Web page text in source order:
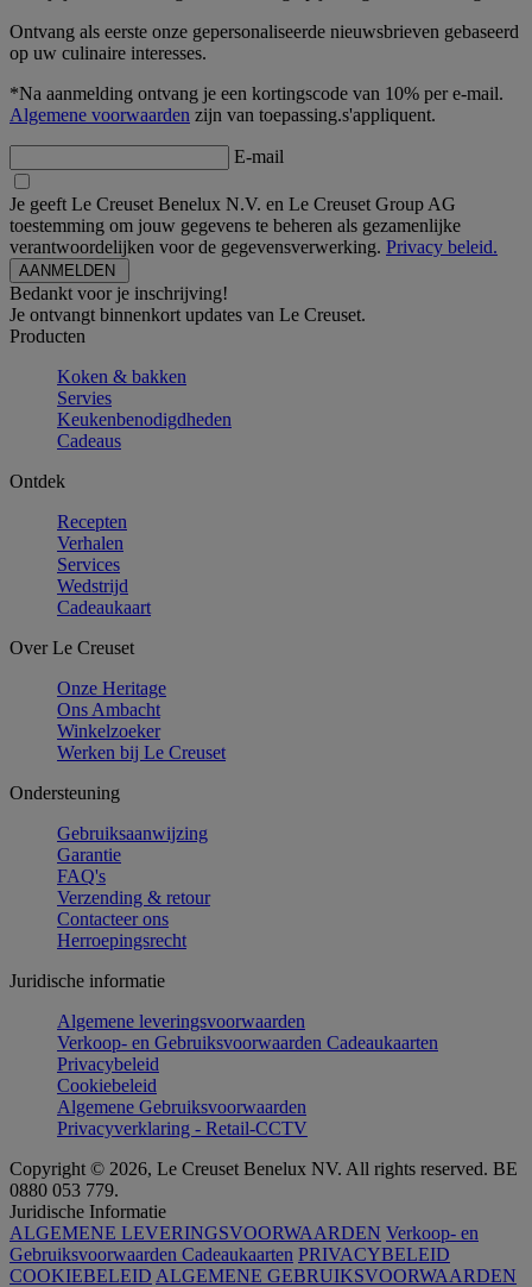
Ontvang als eerste onze gepersonaliseerde nieuwsbrieven gebaseerd
op uw culinaire interesses.
*Na aanmelding ontvang je een kortingscode van 10% per e-mail.
Algemene voorwaarden zijn van toepassing.s'appliquent.
E-mail
Je geeft Le Creuset Benelux N.V. en Le Creuset Group AG
toestemming om jouw gegevens te beheren als gezamenlijke
verantwoordelijken voor de gegevensverwerking. Privacy beleid.
Bedankt voor je inschrijving!
Je ontvangt binnenkort updates van Le Creuset.
Producten
Koken & bakken
Servies
Keukenbenodigdheden
Cadeaus
Ontdek
Recepten
Verhalen
Services
Wedstrijd
Cadeaukaart
Over Le Creuset
Onze Heritage
Ons Ambacht
Winkelzoeker
Werken bij Le Creuset
Ondersteuning
Gebruiksaanwijzing
Garantie
FAQ's
Verzending & retour
Contacteer ons
Herroepingsrecht
Juridische informatie
Algemene leveringsvoorwaarden
Verkoop- en Gebruiksvoorwaarden Cadeaukaarten
Privacybeleid
Cookiebeleid
Algemene Gebruiksvoorwaarden
Privacyverklaring - Retail-CCTV
Copyright © 2026, Le Creuset Benelux NV. All rights reserved. BE
0880 053 779.
Juridische Informatie
ALGEMENE LEVERINGSVOORWAARDEN Verkoop- en
Gebruiksvoorwaarden Cadeaukaarten PRIVACYBELEID
COOKIEBELEID ALGEMENE GEBRUIKSVOORWAARDEN